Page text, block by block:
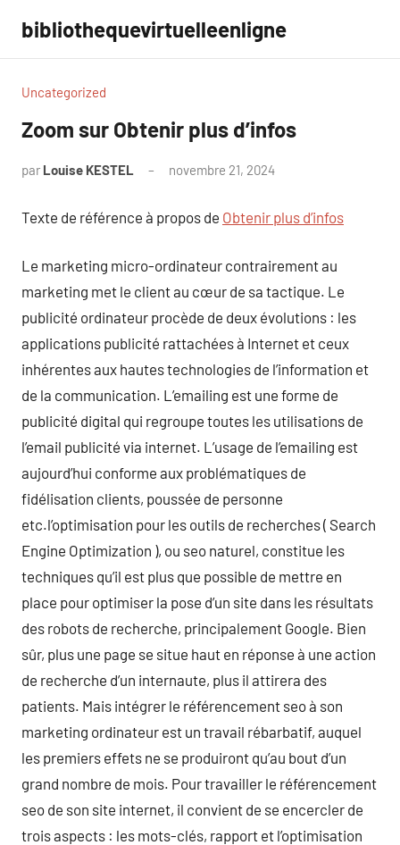
contenu
bibliothequevirtuelleenligne
Uncategorized
Zoom sur Obtenir plus d’infos
par Louise KESTEL novembre 21, 2024
Texte de référence à propos de Obtenir plus d’infos
Le marketing micro-ordinateur contrairement au
marketing met le client au cœur de sa tactique. Le
publicité ordinateur procède de deux évolutions : les
applications publicité rattachées à Internet et ceux
inhérentes aux hautes technologies de l’information et
de la communication. L’emailing est une forme de
publicité digital qui regroupe toutes les utilisations de
l’email publicité via internet. L’usage de l’emailing est
aujourd’hui conforme aux problématiques de
fidélisation clients, poussée de personne
etc.l’optimisation pour les outils de recherches ( Search
Engine Optimization ), ou seo naturel, constitue les
techniques qu’il est plus que possible de mettre en
place pour optimiser la pose d’un site dans les résultats
des robots de recherche, principalement Google. Bien
sûr, plus une page se situe haut en réponse à une action
de recherche d’un internaute, plus il attirera des
patients. Mais intégrer le référencement seo à son
marketing ordinateur est un travail rébarbatif, auquel
les premiers effets ne se produiront qu’au bout d’un
grand nombre de mois. Pour travailler le référencement
seo de son site internet, il convient de se encercler de
trois aspects : les mots-clés, rapport et l’optimisation